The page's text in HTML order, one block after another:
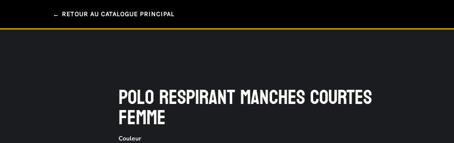
← RETOUR AU CATALOGUE PRINCIPAL
POLO RESPIRANT MANCHES COURTES
FEMME
Couleur